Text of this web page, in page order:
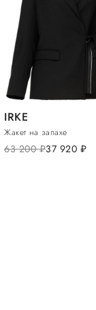
IRKE
Жакет на запахе
63 200руб.37 920 руб.